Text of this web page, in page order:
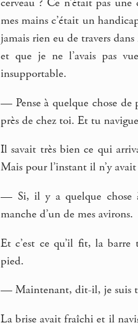
cerveau ? Ce n’était pas
mes mains c’était un
jamais rien eu de travers
et que je ne l’avais pas
insupportable.
— Pense à quelque chose
près de chez toi. Et tu
Il savait très bien ce qui
Mais pour l’instant il n’y
— Si, il y a quelque chose
manche d’un de mes avirons.
Et c’est ce qu’il fit, la barre
pied.
— Maintenant, dit-il, je suis
La brise avait fraîchi et il